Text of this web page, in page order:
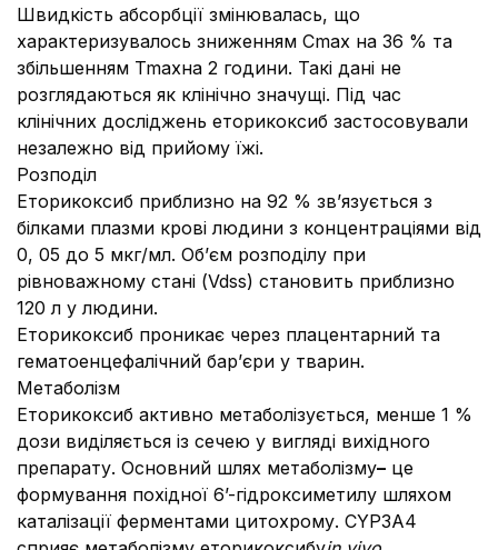
Швидкість абсорбції змінювалась, що
характеризувалось зниженням Cmax на 36 % та
збільшенням Tmaxна 2 години. Такі дані не
розглядаються як клінічно значущі. Під час
клінічних досліджень еторикоксиб застосовували
незалежно від прийому їжі.
Розподіл
Еторикоксиб приблизно на 92 % зв’язується з
білками плазми крові людини з концентраціями від
0, 05 до 5 мкг/мл. Об’єм розподілу при
рівноважному стані (Vdss) становить приблизно
120 л у людини.
Еторикоксиб проникає через плацентарний та
гематоенцефалічний бар’єри у тварин.
Метаболізм
Еторикоксиб активно метаболізується, менше 1 %
дози виділяється із сечею у вигляді вихідного
препарату. Основний шлях метаболізму– це
формування похідної 6’-гідроксиметилу шляхом
каталізації ферментами цитохрому. CYP3A4